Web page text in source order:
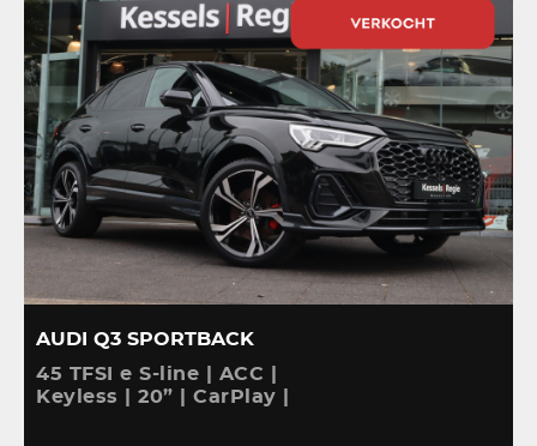
AUDI Q3 SPORTBACK
45 TFSI e S-line | ACC |
Keyless | 20” | CarPlay |